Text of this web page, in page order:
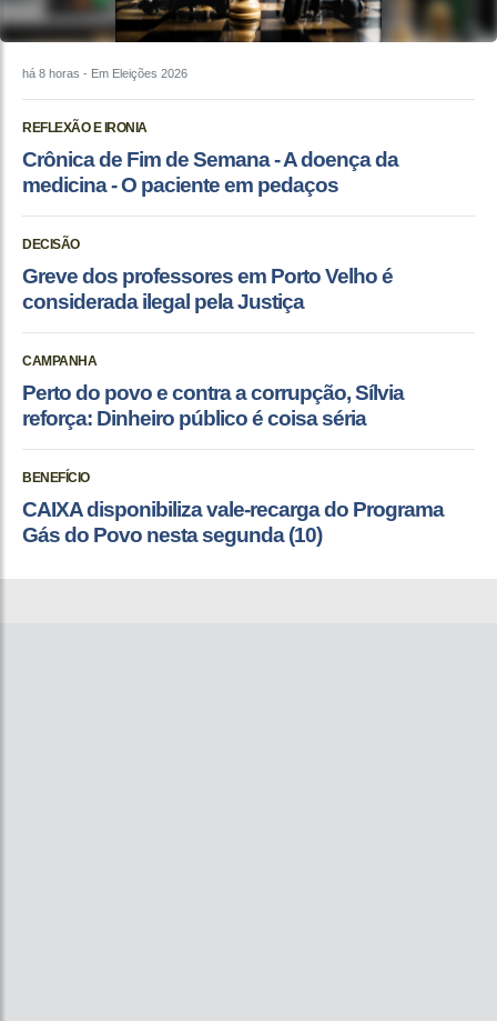
há 8 horas - Em Eleições 2026
REFLEXÃO E IRONIA
Crônica de Fim de Semana - A doença da
medicina - O paciente em pedaços
DECISÃO
Greve dos professores em Porto Velho é
considerada ilegal pela Justiça
CAMPANHA
Perto do povo e contra a corrupção, Sílvia
reforça: Dinheiro público é coisa séria
BENEFÍCIO
CAIXA disponibiliza vale-recarga do Programa
Gás do Povo nesta segunda (10)